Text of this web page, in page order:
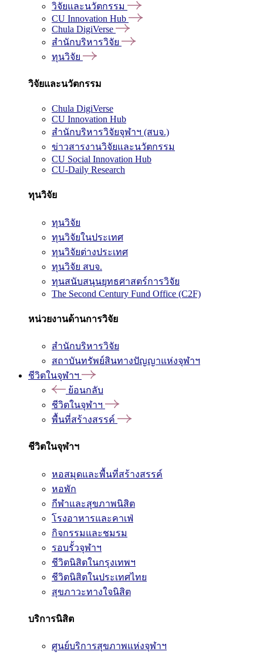
วิจัยและนวัตกรรม
CU Innovation Hub
Chula DigiVerse
สำนักบริหารวิจัย
ทุนวิจัย
วิจัยและนวัตกรรม
Chula DigiVerse
CU Innovation Hub
สำนักบริหารวิจัยจุฬาฯ (สบจ.)
ข่าวสารงานวิจัยและนวัตกรรม
CU Social Innovation Hub
CU-Daily Research
ทุนวิจัย
ทุนวิจัย
ทุนวิจัยในประเทศ
ทุนวิจัยต่างประเทศ
ทุนวิจัย สบจ.
ทุนสนับสนุนยุทธศาสตร์การวิจัย
The Second Century Fund Office (C2F)
หน่วยงานด้านการวิจัย
สำนักบริหารวิจัย
สถาบันทรัพย์สินทางปัญญาแห่งจุฬาฯ
ชีวิตในจุฬาฯ
ย้อนกลับ
ชีวิตในจุฬาฯ
พื้นที่สร้างสรรค์
ชีวิตในจุฬาฯ
หอสมุดและพื้นที่สร้างสรรค์
หอพัก
กีฬาและสุขภาพนิสิต
โรงอาหารและคาเฟ่
กิจกรรมและชมรม
รอบรั้วจุฬาฯ
ชีวิตนิสิตในกรุงเทพฯ
ชีวิตนิสิตในประเทศไทย
สุขภาวะทางใจนิสิต
บริการนิสิต
ศูนย์บริการสุขภาพแห่งจุฬาฯ